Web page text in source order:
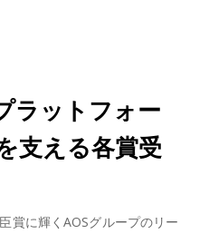
ラットフォー
支える各賞受
賞に輝くAOSグループのリー